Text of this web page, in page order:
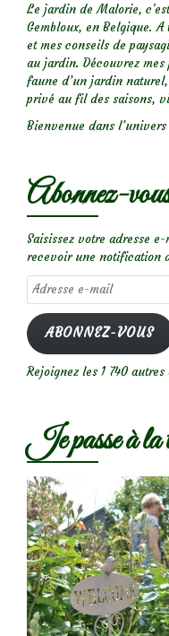
Le jardin de Malorie,
Gembloux, en Belgique.
et mes conseils de
au jardin. Découvrez
faune d’un jardin
privé au fil des saisons,
Bienvenue dans
Abonnez-
Saisissez votre adresse
recevoir une notification
Adresse
e-
mail
ABONNEZ-VOUS
Rejoignez les 1 740 autres
Je passe à la